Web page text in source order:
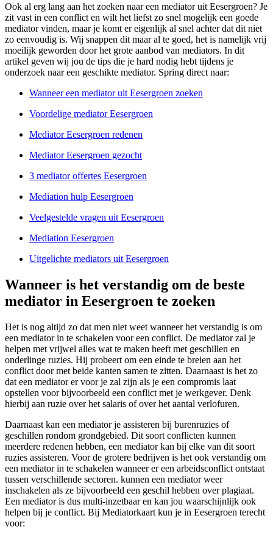
Ook al erg lang aan het zoeken naar een mediator uit Eesergroen? Je
zit vast in een conflict en wilt het liefst zo snel mogelijk een goede
mediator vinden, maar je komt er eigenlijk al snel achter dat dit niet
zo eenvoudig is. Wij snappen dit maar al te goed, het is namelijk vrij
moeilijk geworden door het grote aanbod van mediators. In dit
artikel geven wij jou de tips die je hard nodig hebt tijdens je
onderzoek naar een geschikte mediator. Spring direct naar:
Wanneer een mediator uit Eesergroen zoeken
Voordelige mediator Eesergroen
Mediator Eesergroen redenen
Mediator Eesergroen gezocht
3 mediator offertes Eesergroen
Mediation hulp Eesergroen
Veelgestelde vragen uit Eesergroen
Mediation Eesergroen
Uitgelichte mediators uit Eesergroen
Wanneer is het verstandig om de beste
mediator in Eesergroen te zoeken
Het is nog altijd zo dat men niet weet wanneer het verstandig is om
een mediator in te schakelen voor een conflict. De mediator zal je
helpen met vrijwel alles wat te maken heeft met geschillen en
onderlinge ruzies. Hij probeert om een einde te breien aan het
conflict door met beide kanten samen te zitten. Daarnaast is het zo
dat een mediator er voor je zal zijn als je een compromis laat
opstellen voor bijvoorbeeld een conflict met je werkgever. Denk
hierbij aan ruzie over het salaris of over het aantal verlofuren.
Daarnaast kan een mediator je assisteren bij burenruzies of
geschillen rondom grondgebied. Dit soort conflicten kunnen
meerdere redenen hebben, een mediator kan bij elke van dit soort
ruzies assisteren. Voor de grotere bedrijven is het ook verstandig om
een mediator in te schakelen wanneer er een arbeidsconflict ontstaat
tussen verschillende sectoren. kunnen een mediator weer
inschakelen als ze bijvoorbeeld een geschil hebben over plagiaat.
Een mediator is dus multi-inzetbaar en kan jou waarschijnlijk ook
helpen bij je conflict. Bij Mediatorkaart kun je in Eesergroen terecht
voor: